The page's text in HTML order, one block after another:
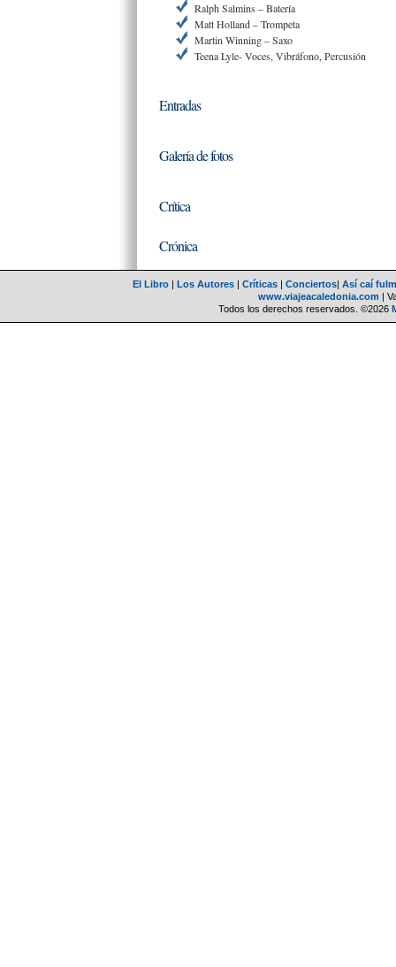
Ralph Salmins – Batería
Matt Holland – Trompeta
Martin Winning – Saxo
Teena Lyle- Voces, Vibráfono, Percusión
Entradas
Galería de fotos
Crítica
Crónica
El Libro | Los Autores | Críticas | Conciertos| Así caí
www.viajeacaledonia.com |
Todos los derechos reservados. ©2026